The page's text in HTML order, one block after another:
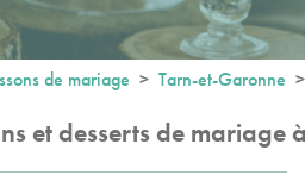
de mariage Tarn-et-Garonne
et desserts de mariage